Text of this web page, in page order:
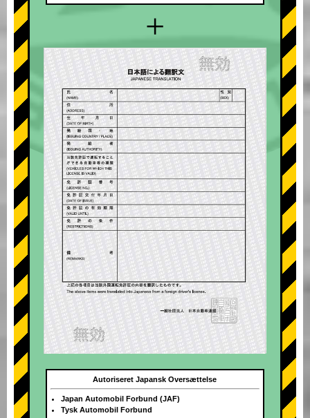
+
Autoriseret Japansk Oversættelse
Japan Automobil Forbund (JAF)
Tysk Automobil Forbund